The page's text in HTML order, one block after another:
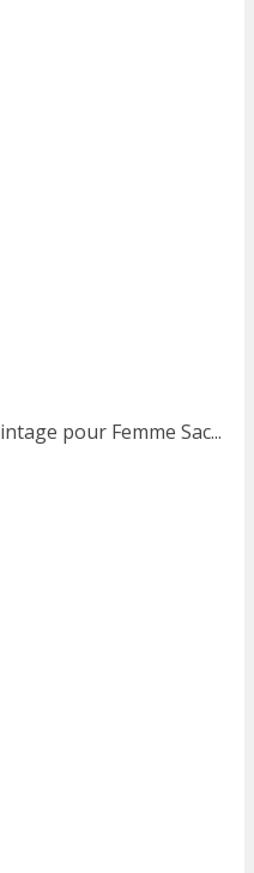
pour Femme Sac...